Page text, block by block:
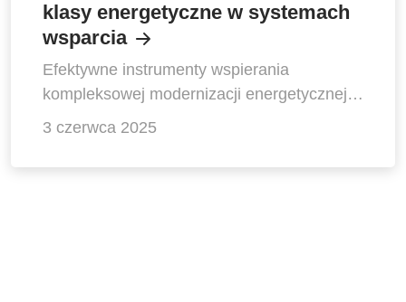
klasy energetyczne w systemach
wsparcia
Efektywne instrumenty wspierania
kompleksowej modernizacji energetycznej
budynków w Polsce
3 czerwca 2025